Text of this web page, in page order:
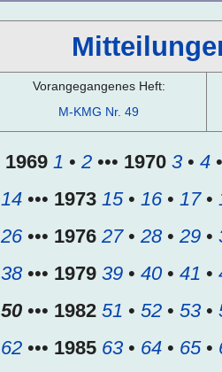
Vorangegangenes Heft:
M-KMG Nr. 49
1969 1 • 2••• 1970 3• 4
14••• 1973 15• 16• 17•
26••• 1976 27• 28• 29•
38••• 1979 39• 40• 41 •
50••• 1982 51 • 52• 53•
62••• 1985 63• 64• 65•